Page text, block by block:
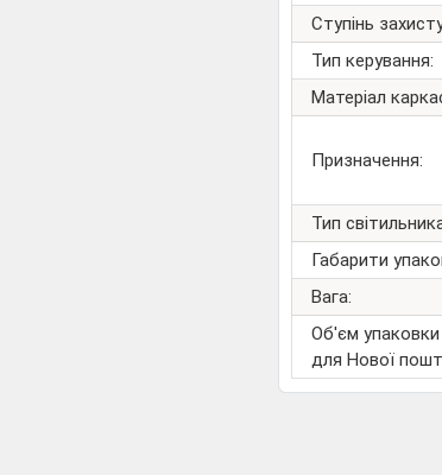
Ступінь
Тип керування:
Матеріал
Призначення:
Тип
Габарити
Вага:
Об'єм упаковки
для Нової